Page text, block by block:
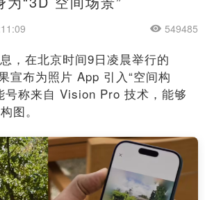
549485
，在北京时间9日凌晨举行的
宣布为照片 App 引入“空间构
号称来自 Vision Pro 技术，能够
图。